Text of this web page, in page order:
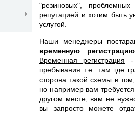
"резиновых",
репутацией и хотим быть
услугой.
Наши менеджеры
временную
Временная регистрация -
пребывания т.е. там где
сторона такой схемы в
но например вам
другом месте, вам не
вы запросто можете